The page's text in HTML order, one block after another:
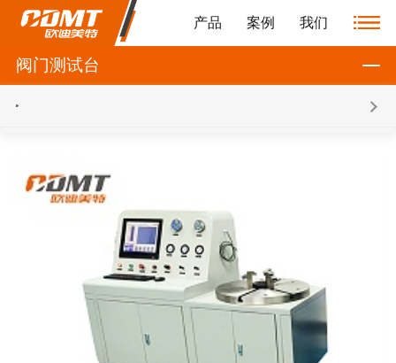
产品 案例 我们
阀门测试台